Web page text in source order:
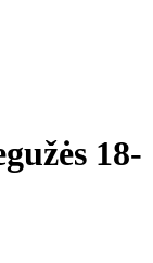
18-